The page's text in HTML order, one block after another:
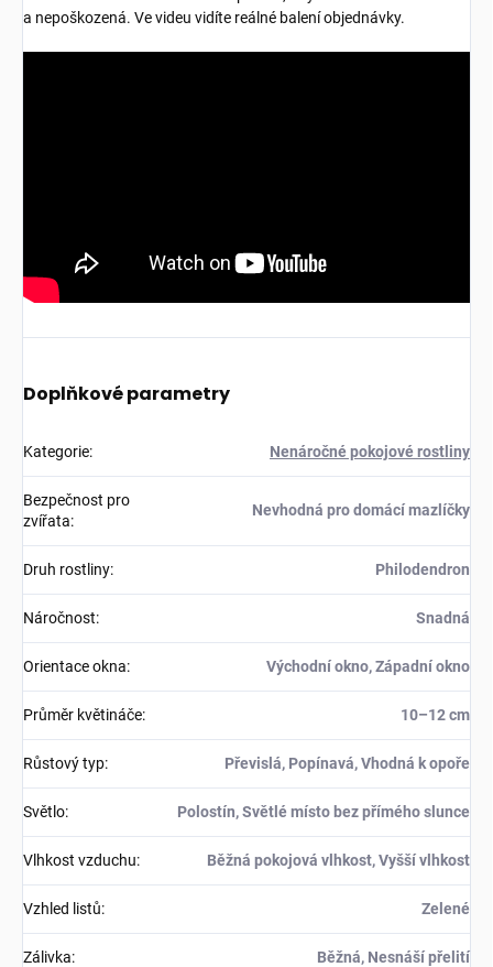
a nepoškozená. Ve videu vidíte reálné balení objednávky.
Doplňkové parametry
Kategorie: Nenáročné pokojové rostliny
Bezpečnost pro
zvířata:
Nevhodná pro domácí mazlíčky
Druh rostliny: Philodendron
Náročnost: Snadná
Orientace okna: Východní okno, Západní okno
Průměr květináče: 10–12 cm
Růstový typ: Převislá, Popínavá, Vhodná k opoře
Světlo: Polostín, Světlé místo bez přímého slunce
Vlhkost vzduchu: Běžná pokojová vlhkost, Vyšší vlhkost
Vzhled listů: Zelené
Zálivka: Běžná, Nesnáší přelití